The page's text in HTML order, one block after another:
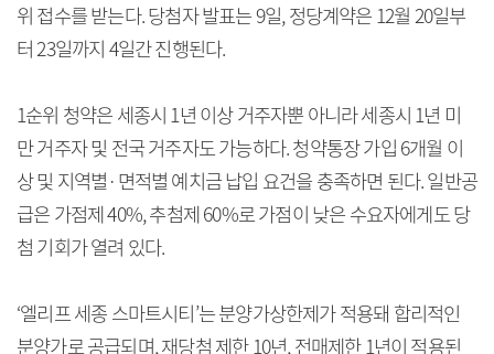
위 접수를 받는다. 당첨자 발표는 9일, 정당계약은 12월 20일부
터 23일까지 4일간 진행된다.
1순위 청약은 세종시 1년 이상 거주자뿐 아니라 세종시 1년 미
만 거주자 및 전국 거주자도 가능하다. 청약통장 가입 6개월 이
상 및 지역별·면적별 예치금 납입 요건을 충족하면 된다. 일반공
급은 가점제 40%, 추첨제 60%로 가점이 낮은 수요자에게도 당
첨 기회가 열려 있다.
‘엘리프 세종 스마트시티’는 분양가상한제가 적용돼 합리적인
분양가로 공급되며, 재당첨 제한 10년, 전매제한 1년이 적용된